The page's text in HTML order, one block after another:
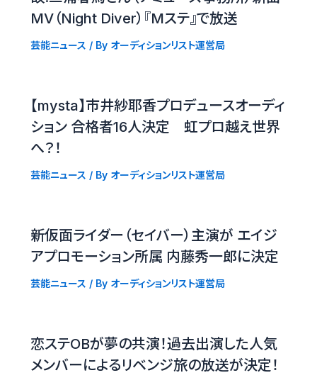
MV（Night Diver）『Mステ』で放送
芸能ニュース / By オーディションリスト運営局
【mysta】市井紗耶香プロデュースオーディ
ション 合格者16人決定 虹プロ越え世界
へ？！
芸能ニュース / By オーディションリスト運営局
新仮面ライダー（セイバー）主演が エイジ
アプロモーション所属 内藤秀一郎に決定
芸能ニュース / By オーディションリスト運営局
恋ステOBが夢の共演！過去出演した人気
メンバーによるリベンジ旅の放送が決定！